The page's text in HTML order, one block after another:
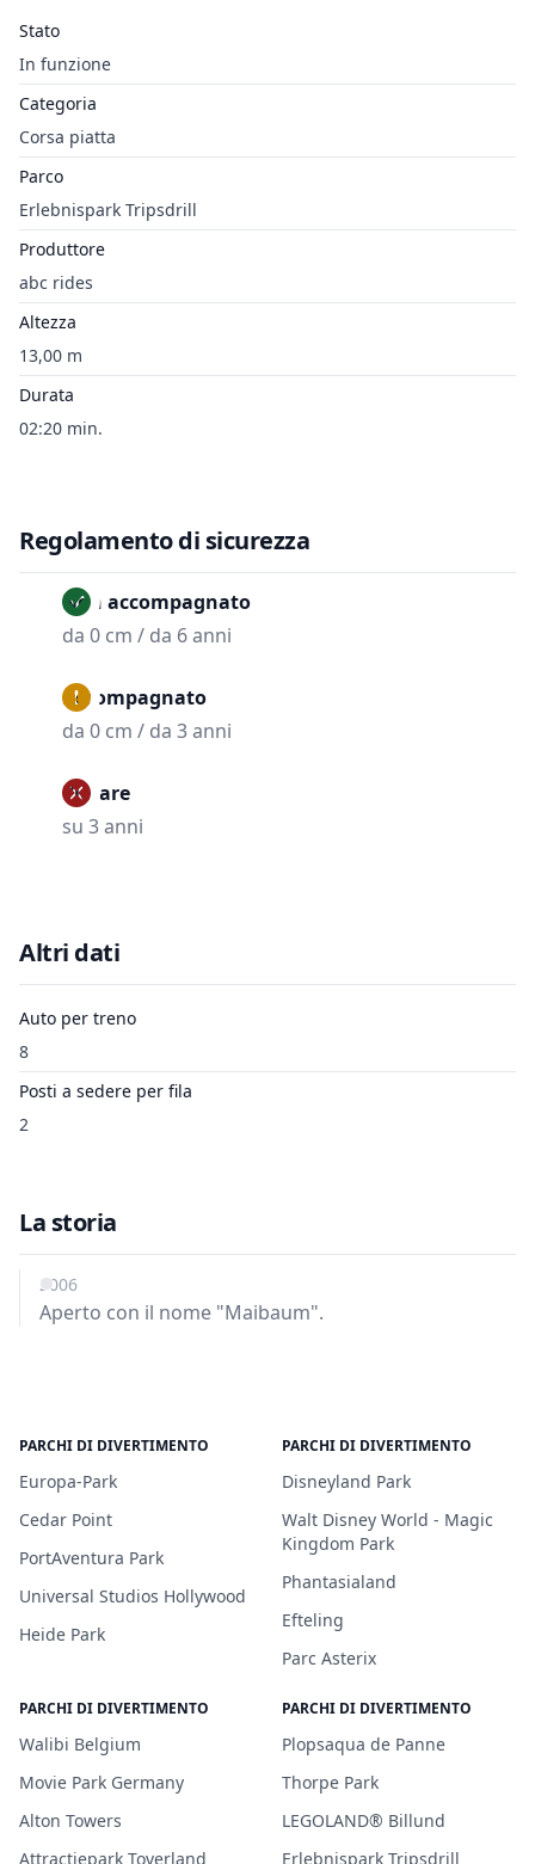
Stato
In funzione
Categoria
Corsa piatta
Parco
Erlebnispark Tripsdrill
Produttore
abc rides
Altezza
13,00 m
Durata
02:20 min.
Regolamento di sicurezza
Non accompagnato
da 0 cm / da 6 anni
Accompagnato
da 0 cm / da 3 anni
Vietare
su 3 anni
Altri dati
Auto per treno
8
Posti a sedere per fila
2
La storia
2006
Aperto con il nome "Maibaum".
PARCHI DI DIVERTIMENTO
Europa-Park
Cedar Point
PortAventura Park
Universal Studios Hollywood
Heide Park
PARCHI DI DIVERTIMENTO
Disneyland Park
Walt Disney World - Magic
Kingdom Park
Phantasialand
Efteling
Parc Asterix
PARCHI DI DIVERTIMENTO
Walibi Belgium
Movie Park Germany
Alton Towers
Attractiepark Toverland
PARCHI DI DIVERTIMENTO
Plopsaqua de Panne
Thorpe Park
LEGOLAND® Billund
Erlebnispark Tripsdrill